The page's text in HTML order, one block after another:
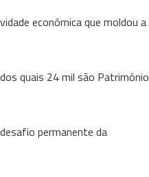
económica que moldou a
quais 24 mil são Património
permanente da